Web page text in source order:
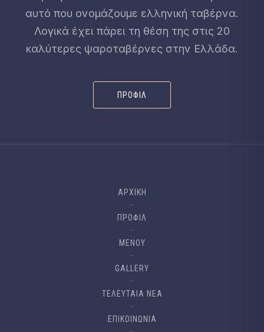
αυτό που ονομάζουμε ελληνική ταβέρνα.
Λογικά έχει πάρει τη θέση της στις 20
καλύτερες ψαροταβέρνες στην Ελλάδα.
ΠΡΟΦΊΛ
ΑΡΧΙΚΉ
ΠΡΟΦΊΛ
ΜΕΝΟΎ
GALLERY
ΤΕΛΕΥΤΑΙΑ ΝΈΑ
ΕΠΙΚΟΙΝΩΝΊΑ